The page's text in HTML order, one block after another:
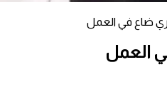
ضاع في العمل
العمل